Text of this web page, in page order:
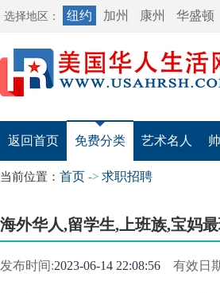
选择地区： 纽约 加州 康州 华盛顿
返回首页 免费分类 艺术名人
当前位置： 首页 -> 求职招聘
海外华人,留学生,上班族,宝妈
发布时间:2023-06-14 22:08:56 有效日